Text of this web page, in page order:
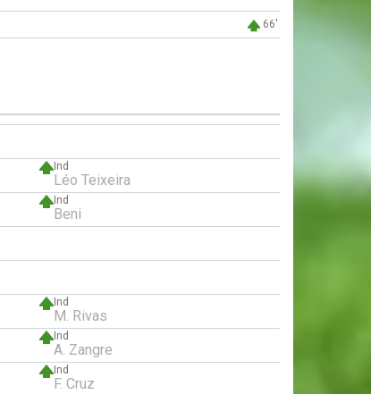
66'
Ind
Léo Teixeira
Ind
Beni
Ind
M. Rivas
Ind
A. Zangre
Ind
F. Cruz